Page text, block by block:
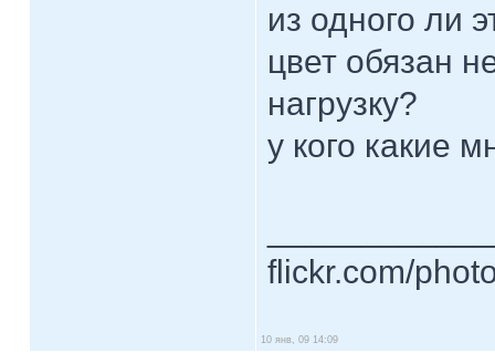
из одного ли
цвет обязан
нагрузку?
у кого какие
flickr.com/
10 янв, 09 14:09